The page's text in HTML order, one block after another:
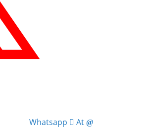
Whatsapp At